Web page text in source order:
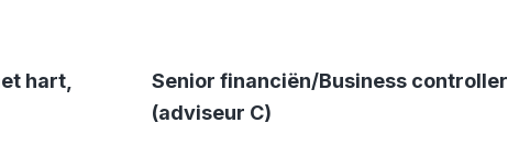
hart,
Senior financiën/Business controller
(adviseur C)